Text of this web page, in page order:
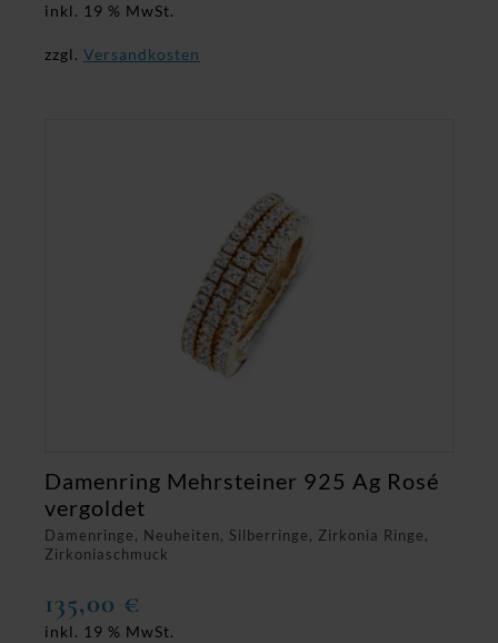
inkl. 19 % MwSt.
zzgl. Versandkosten
Damenringe, Neuheiten, Silberringe, Zirkonia Ringe,
Zirkoniaschmuck
Damenring Mehrsteiner 925 Ag Rosé
vergoldet
135,00 €
inkl. 19 % MwSt.